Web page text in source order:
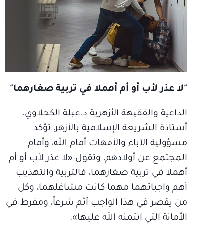
"لا عذر لأب أو أم أهملا في تربية صغارهما"
الداعية والفقيهة الأزهرية د.عبلة الكحلاوي،
أستاذة الشريعة الإسلامية بالأزهر، تؤكد
مسؤولية الآباء والأمهات أمام الله، وأمام
المجتمع عن أولادهم، وتقول «لا عذر لأب أو أم
أهملا في تربية صغارهما، فالتربية والتهذيب
أهم واجباتهما مهما كانت مشاغلهما، وكل
من يقصر في هذا الواجب آثم شرعاً، ومفرط في
الأمانة التي ائتمنه الله عليها».